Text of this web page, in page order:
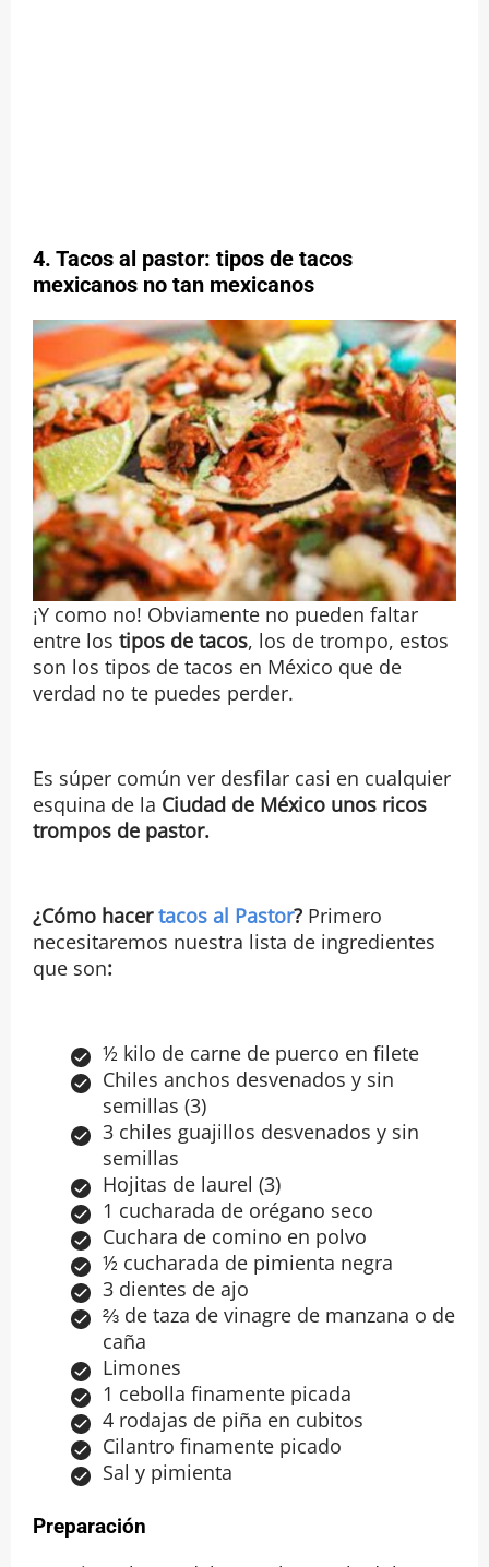
4. Tacos al pastor: tipos de tacos
mexicanos no tan mexicanos
¡Y como no! Obviamente no pueden faltar
entre los tipos de tacos, los de trompo, estos
son los tipos de tacos en México que de
verdad no te puedes perder.
Es súper común ver desfilar casi en cualquier
esquina de la Ciudad de México unos ricos
trompos de pastor.
¿Cómo hacertacos al Pastor? Primero
necesitaremos nuestra lista de ingredientes
que son:
½ kilo de carne de puerco en filete
Chiles anchos desvenados y sin
semillas (3)
3 chiles guajillos desvenados y sin
semillas
Hojitas de laurel (3)
1 cucharada de orégano seco
Cuchara de comino en polvo
½ cucharada de pimienta negra
3 dientes de ajo
⅔ de taza de vinagre de manzana o de
caña
Limones
1 cebolla finamente picada
4 rodajas de piña en cubitos
Cilantro finamente picado
Sal y pimienta
Preparación